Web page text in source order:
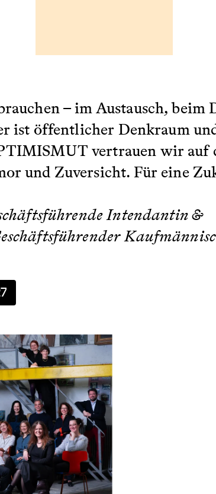
– im Austausch, beim
ist öffentlicher Denkraum
vertrauen wir auf
und Zuversicht. Für eine
Intendantin &